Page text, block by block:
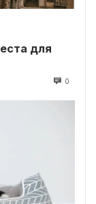
для
0